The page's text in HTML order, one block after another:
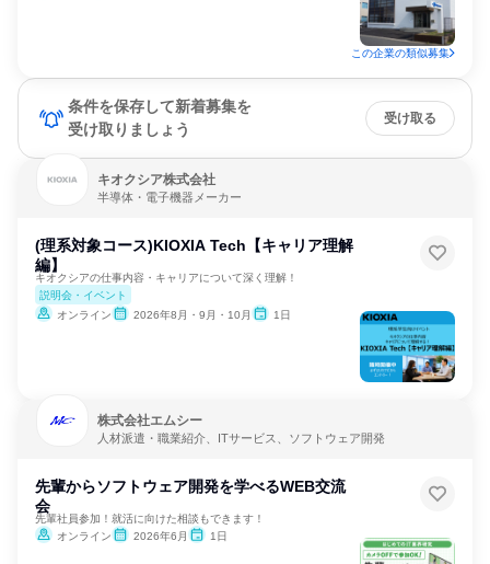
この企業の類似募集
条件を保存して新着募集を
受け取りましょう
受け取る
キオクシア株式会社
半導体・電子機器メーカー
(理系対象コース)KIOXIA Tech【キャリア理解
編】
キオクシアの仕事内容・キャリアについて深く理解！
説明会・イベント
オンライン
2026年8月・9月・10月 1日
株式会社エムシー
人材派遣・職業紹介、ITサービス、ソフトウェア開発
先輩からソフトウェア開発を学べるWEB交流
会
先輩社員参加！就活に向けた相談もできます！
オンライン
2026年6月 1日